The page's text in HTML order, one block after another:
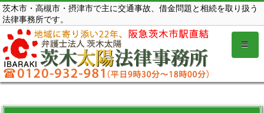
コ
ン
テ
ン
ツ
を
茨木市・高槻市・摂津市で主に交通事故、借金問題と相続を取り扱う
法律事務所です。